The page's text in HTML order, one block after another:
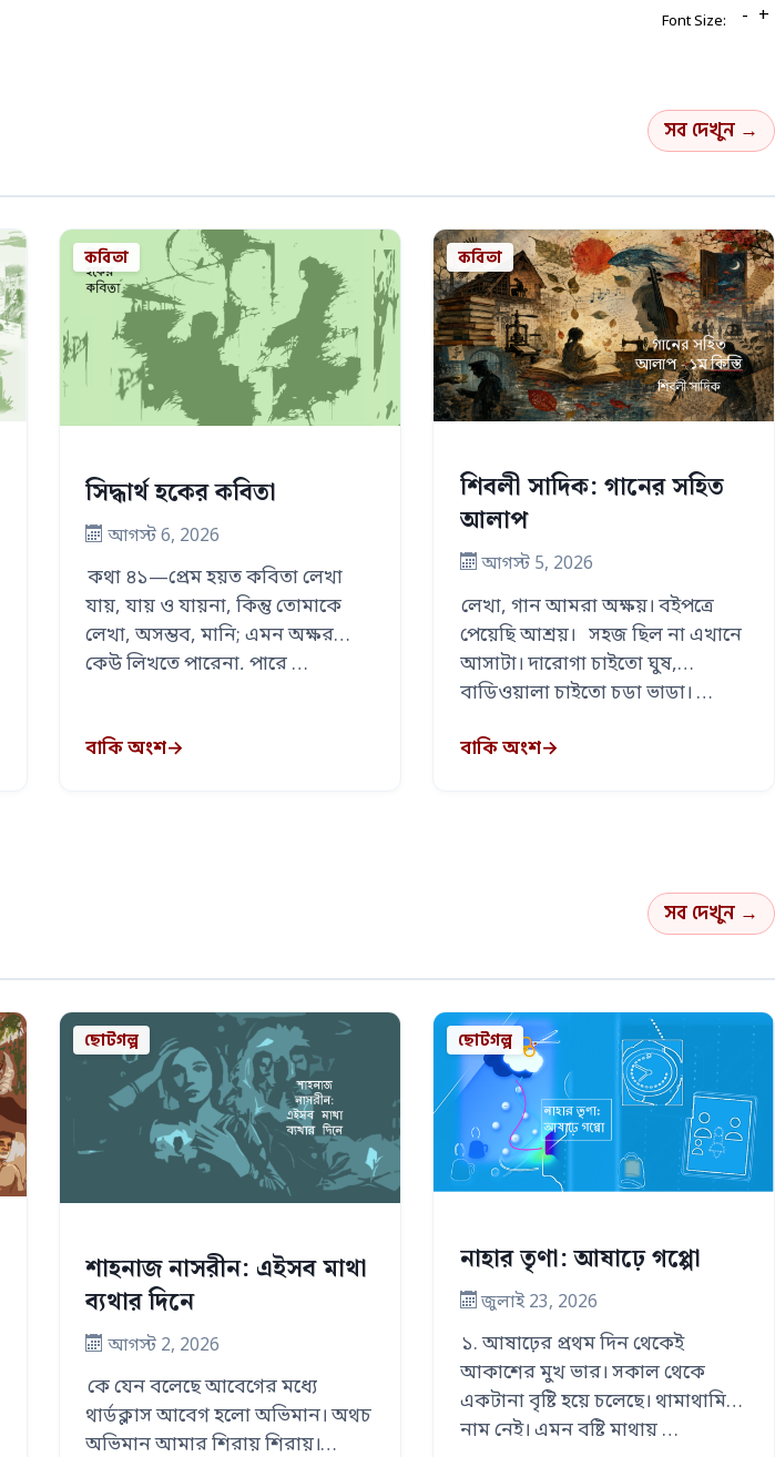
সব দেখুন →
কবিতা
সিদ্ধার্থ হকের কবিতা
আগস্ট 6, 2026
কথা ৪১—প্রেম হয়ত কবিতা লেখা
যায়, যায় ও যায়না, কিন্তু তোমাকে
লেখা, অসম্ভব, মানি; এমন অক্ষর
কেউ লিখতে পারেনা, পারে …
বাকি অংশ→
কবিতা
শিবলী সাদিক: গানের সহিত
আলাপ
আগস্ট 5, 2026
লেখা, গান আমরা অক্ষয়। বইপত্রে
পেয়েছি আশ্রয়। সহজ ছিল না এখানে
আসাটা। দারোগা চাইতো ঘুষ,
বাড়িওয়ালা চাইতো চড়া ভাড়া। …
বাকি অংশ→
সব দেখুন →
ছোটগল্প
শাহনাজ নাসরীন: এইসব মাথা
ব্যথার দিনে
আগস্ট 2, 2026
কে যেন বলেছে আবেগের মধ্যে
থার্ডক্লাস আবেগ হলো অভিমান। অথচ
অভিমান আমার শিরায় শিরায়।
ছোটগল্প
নাহার তৃণা: আষাঢ়ে গপ্পো
জুলাই 23, 2026
১. আষাঢ়ের প্রথম দিন থেকেই
আকাশের মুখ ভার। সকাল থেকে
একটানা বৃষ্টি হয়ে চলেছে। থামাথামির
নাম নেই। এমন বৃষ্টি মাথায় …
Font Size: - +